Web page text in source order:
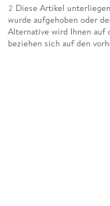
2 Diese Artikel
wurde aufgehoben oder
Alternative wird Ihnen auf
beziehen sich auf den